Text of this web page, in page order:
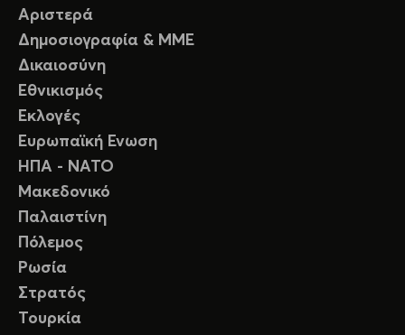
Αριστερά
Δημοσιογραφία & ΜΜΕ
Δικαιοσύνη
Εθνικισμός
Εκλογές
Ευρωπαϊκή Ενωση
ΗΠΑ - ΝΑΤΟ
Μακεδονικό
Παλαιστίνη
Πόλεμος
Ρωσία
Στρατός
Τουρκία